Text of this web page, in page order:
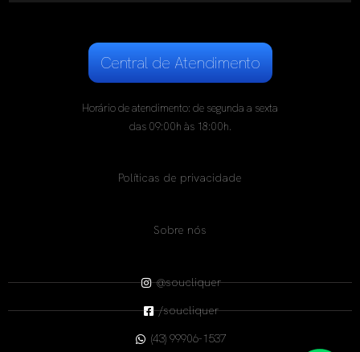
Central de Atendimento
Horário de atendimento: de segunda a sexta
das 09:00h às 18:00h.
Políticas de privacidade
Sobre nós
@soucliquer
/soucliquer
(43) 99906-1537